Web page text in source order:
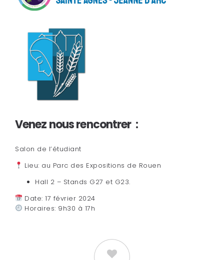
Venez nous rencontrer :
Salon de l’étudiant
Lieu: au Parc des Expositions de Rouen
Hall 2 – Stands G27 et G23.
Date: 17 février 2024
Horaires: 9h30 à 17h